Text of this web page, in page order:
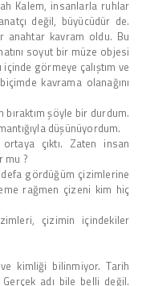
Kalem, insanlarla ruhlar
değil, büyücüdür de.
anahtar kavram oldu. Bu
soyut bir müze objesi
görmeye çalıştım ve
kavrama olanağını
şöyle bir durdum.
düşünüyordum.
çıktı. Zaten insan
mu ?
gördüğüm çizimlerine
rağmen çizeni kim hiç
çizimin içindekiler
kimliği bilinmiyor. Tarih
adı bile belli değil.